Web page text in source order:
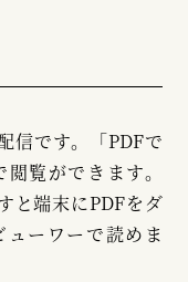
信です。「PDFで
覧ができます。
と端末にPDFをダ
ーワーで読めま